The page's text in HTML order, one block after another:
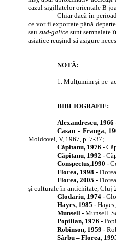
cazul sigillatelor orientale B
Chiar dacă în
ce vor fi exportate până
sau sud-galicesunt semnalate
asiatice reuşind să asigure
NOTĂ:
1. Mulţumim şi pe
BIBLIOGRAFIE:
Alexandrescu, 1966
Casan - Franga,
Moldovei, V, 1967, p. 7-37;
Căpitanu, 1976 -
Căpitanu, 1992 -
Conspectus,1990 -
Florea, 1998 -
Florea, 2005 -
şi culturale în antichitate, Cluj
Glodariu, 1974 -
Hayes, 1985 -
Munsell - Munsell.
Popilian, 1976 -
Robinson, 1959 -
Sârbu – Florea,